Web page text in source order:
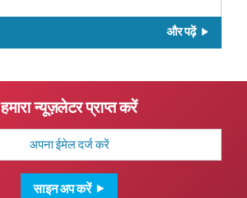
और पढ़ें
हमारा न्यूज़लेटर प्राप्त करें
साइन अप करें